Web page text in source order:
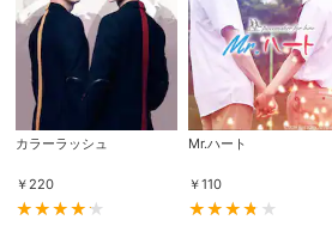
カラーラッシュ
￥ 220
Mr.ハート
￥110